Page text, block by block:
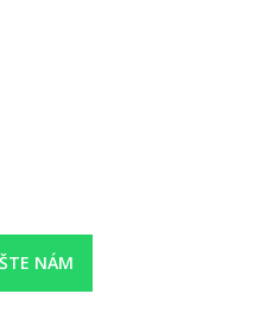
v ceně zájezdu a musí být
NÁM